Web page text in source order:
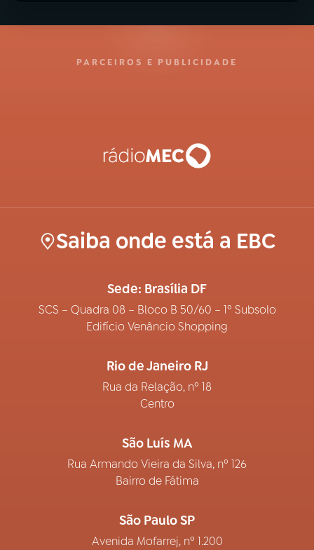
PARCEIROS E PUBLICIDADE
Saiba onde está a EBC
Sede: Brasília DF
SCS – Quadra 08 – Bloco B 50/60 – 1º Subsolo
Edifício Venâncio Shopping
Rio de Janeiro RJ
Rua da Relação, nº 18
Centro
São Luís MA
Rua Armando Vieira da Silva, nº 126
Bairro de Fátima
São Paulo SP
Avenida Mofarrej, nº 1.200